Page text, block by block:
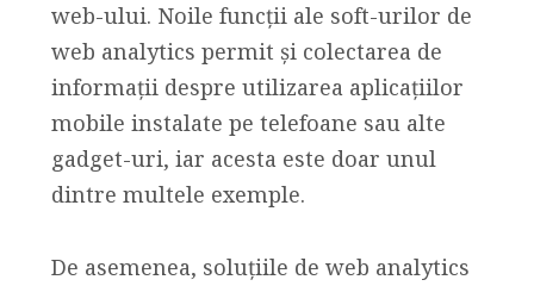
web-ului. Noile funcții ale soft-urilor de
web analytics permit și colectarea de
informații despre utilizarea aplicațiilor
mobile instalate pe telefoane sau alte
gadget-uri, iar acesta este doar unul
dintre multele exemple.
De asemenea, soluțiile de web analytics